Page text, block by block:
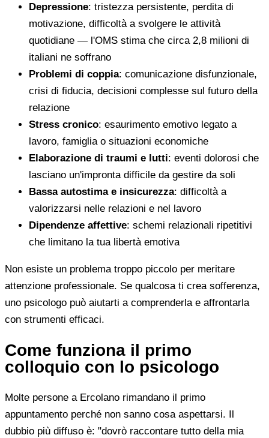
Depressione: tristezza persistente, perdita di
motivazione, difficoltà a svolgere le attività
quotidiane — l'OMS stima che circa 2,8 milioni di
italiani ne soffrano
Problemi di coppia: comunicazione disfunzionale,
crisi di fiducia, decisioni complesse sul futuro della
relazione
Stress cronico: esaurimento emotivo legato a
lavoro, famiglia o situazioni economiche
Elaborazione di traumi e lutti: eventi dolorosi che
lasciano un'impronta difficile da gestire da soli
Bassa autostima e insicurezza: difficoltà a
valorizzarsi nelle relazioni e nel lavoro
Dipendenze affettive: schemi relazionali ripetitivi
che limitano la tua libertà emotiva
Non esiste un problema troppo piccolo per meritare
attenzione professionale. Se qualcosa ti crea sofferenza,
uno psicologo può aiutarti a comprenderla e affrontarla
con strumenti efficaci.
Come funziona il primo
colloquio con lo psicologo
Molte persone a Ercolano rimandano il primo
appuntamento perché non sanno cosa aspettarsi. Il
dubbio più diffuso è: "dovrò raccontare tutto della mia